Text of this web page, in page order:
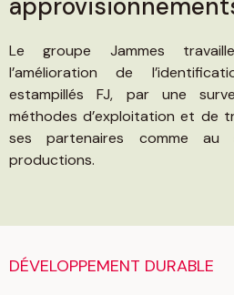
Le groupe Jammes
l’amélioration de
estampillés FJ, par une
méthodes d’exploitation et de
ses partenaires comme
productions.
DÉVELOPPEMENT DURABLE